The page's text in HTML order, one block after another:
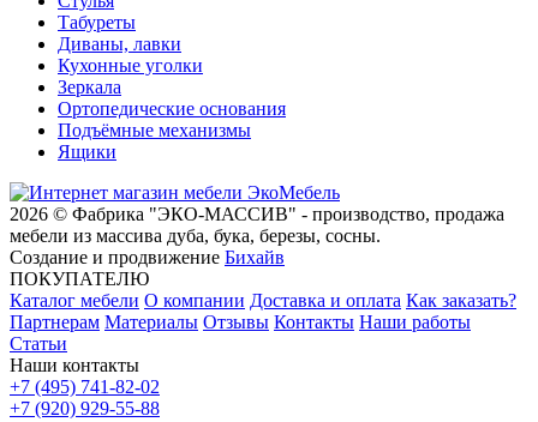
Табуреты
Диваны, лавки
Кухонные уголки
Зеркала
Ортопедические основания
Подъёмные механизмы
Ящики
2026 © Фабрика "ЭКО-МАССИВ" - производство, продажа
мебели из массива дуба, бука, березы, сосны.
Создание и продвижение Бихайв
ПОКУПАТЕЛЮ
Каталог мебели О компании Доставка и оплата Как заказать?
Партнерам Материалы Отзывы Контакты Наши работы
Статьи
Наши контакты
+7 (495) 741-82-02
+7 (920) 929-55-88